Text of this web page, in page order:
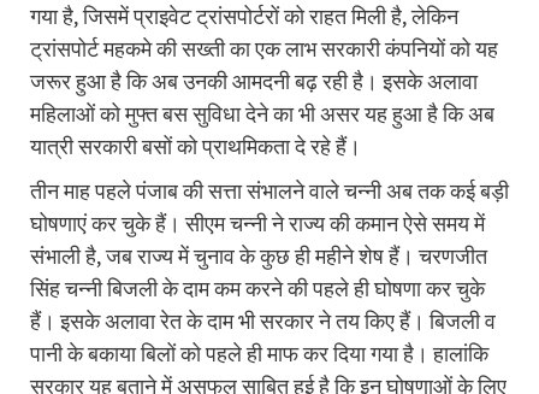
गया है, जिसमें प्राइवेट ट्रांसपोर्टरों को राहत मिली है, लेकिन
ट्रांसपोर्ट महकमे की सख्ती का एक लाभ सरकारी कंपनियों को यह
जरूर हुआ है कि अब उनकी आमदनी बढ़ रही है। इसके अलावा
महिलाओं को मुफ्त बस सुविधा देने का भी असर यह हुआ है कि अब
यात्री सरकारी बसों को प्राथमिकता दे रहे हैं।
तीन माह पहले पंजाब की सत्ता संभालने वाले चन्नी अब तक कई बड़ी
घोषणाएं कर चुके हैं। सीएम चन्नी ने राज्य की कमान ऐसे समय में
संभाली है, जब राज्य में चुनाव के कुछ ही महीने शेष हैं। चरणजीत
सिंह चन्नी बिजली के दाम कम करने की पहले ही घोषणा कर चुके
हैं। इसके अलावा रेत के दाम भी सरकार ने तय किए हैं। बिजली व
पानी के बकाया बिलों को पहले ही माफ कर दिया गया है। हालांकि
सरकार यह बताने में असफल साबित हुई है कि इन घोषणाओं के लिए